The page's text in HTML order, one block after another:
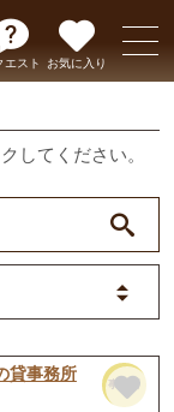
エスト お気に入り
してください。
貸事務所
事務所